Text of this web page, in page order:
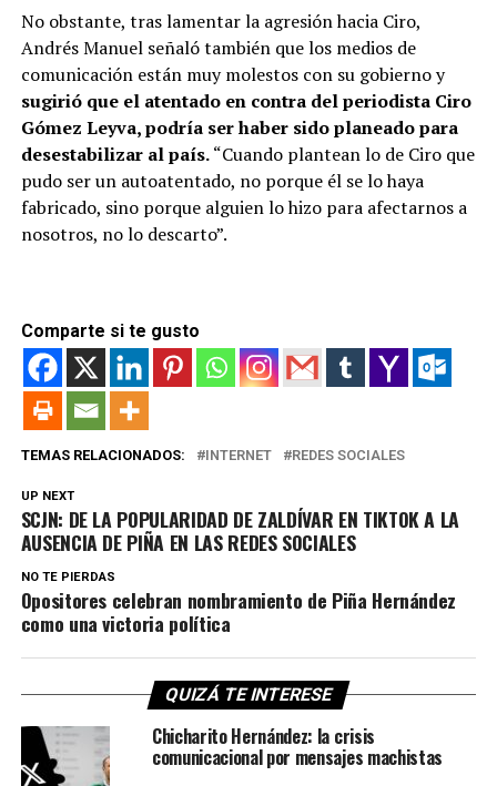
No obstante, tras lamentar la agresión hacia Ciro,
Andrés Manuel señaló también que los medios de
comunicación están muy molestos con su gobierno y
sugirió que el atentado en contra del periodista Ciro
Gómez Leyva, podría ser haber sido planeado para
desestabilizar al país.“Cuando plantean lo de Ciro que
pudo ser un autoatentado, no porque él se lo haya
fabricado, sino porque alguien lo hizo para afectarnos a
nosotros, no lo descarto”.
Comparte si te gusto
TEMAS RELACIONADOS: INTERNET REDES SOCIALES
UP NEXT
SCJN: DE LA POPULARIDAD DE ZALDÍVAR EN TIKTOK A LA
AUSENCIA DE PIÑA EN LAS REDES SOCIALES
NO TE PIERDAS
Opositores celebran nombramiento de Piña Hernández
como una victoria política
QUIZÁ TE INTERESE
Chicharito Hernández: la crisis
comunicacional por mensajes machistas